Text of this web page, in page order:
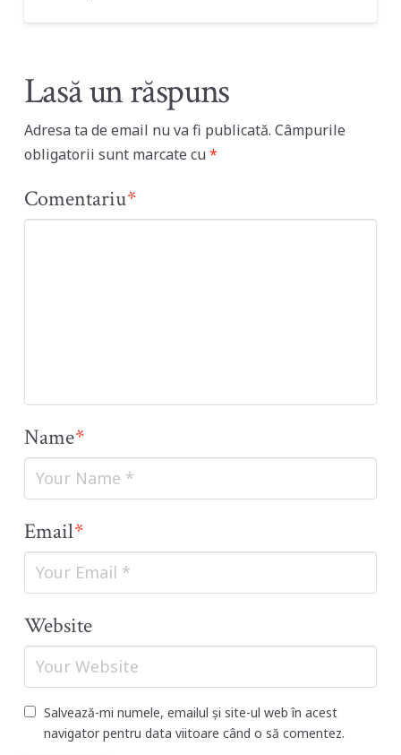
Lasă un răspuns
Adresa ta de email nu va fi publicată. Câmpurile
obligatorii sunt marcate cu*
Comentariu*
Name*
Email*
Website
Salvează-mi numele, emailul și site-ul web în acest
navigator pentru data viitoare când o să comentez.